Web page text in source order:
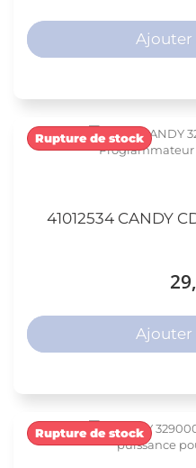
Ajouter
41012534 CANDY
Rupture de stock
Ajouter
Rupture de stock